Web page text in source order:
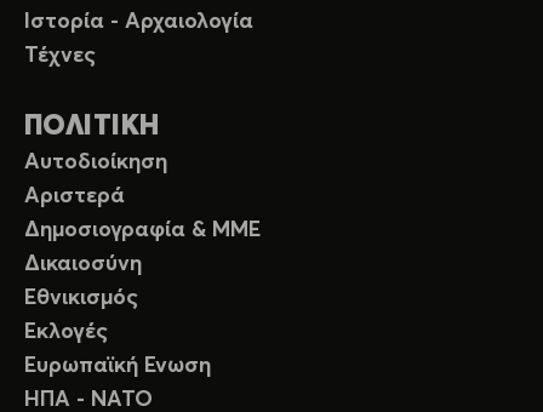
Ιστορία - Αρχαιολογία
Τέχνες
ΠΟΛΙΤΙΚΗ
Αυτοδιοίκηση
Αριστερά
Δημοσιογραφία & ΜΜΕ
Δικαιοσύνη
Εθνικισμός
Εκλογές
Ευρωπαϊκή Ενωση
ΗΠΑ - ΝΑΤΟ